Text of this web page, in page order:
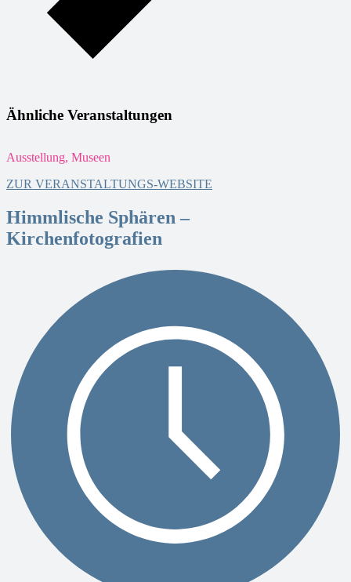
Ähnliche Veranstaltungen
Ausstellung, Museen
ZUR VERANSTALTUNGS-WEBSITE
Himmlische Sphären –
Kirchenfotografien